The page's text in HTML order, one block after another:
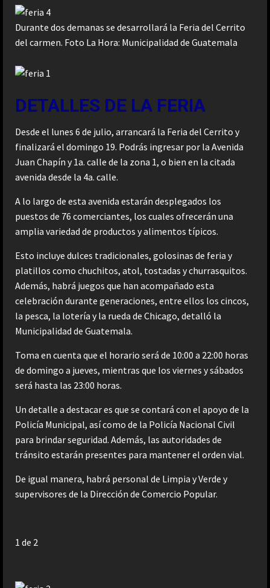
Durante dos demanas se desarrollará la Feria del Cerrito
del carmen. Foto La Hora: Municipalidad de Guatemala
DETALLES DE LA FERIA
Desde el lunes 6 de julio, arrancará la Feria del Cerrito y
finalizará el domingo 19. Podrás ingresar por la Avenida
Juan Chapín y 1a. calle de la zona 1, o bien en la citada
avenida desde la 4a. calle.
A lo largo de esta avenida estarán desplegados los
puestos de 76 comerciantes, los cuales ofrecerán una
amplia variedad de productos y alimentos típicos.
Esto incluye dulces tradicionales, golosinas de feria y
platillos como chuchitos, atol, tostadas y churrasquitos.
Además, habrá juegos que han acompañado esta
celebración durante generaciones, entre ellos los cincos,
la pesca, la lotería y la rueda de Chicago, detalló la
Municipalidad de Guatemala.
Toma en cuenta que el horario será de 10:00 a 22:00 horas
de domingo a jueves, mientras que los viernes y sábados
será hasta las 23:00 horas.
Un detalle a destacar es que se contará con el apoyo de la
Policía Municipal, así como de la Policía Nacional Civil
para brindar seguridad. Además, las autoridades de
tránsito estarán presentes para mantener el orden vial.
De igual manera, habrá personal de Limpia y Verde y
supervisores de la Dirección de Comercio Popular.
1 de 2